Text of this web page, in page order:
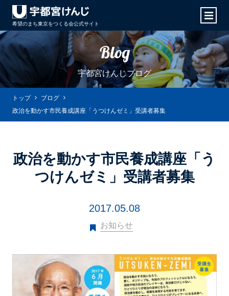
希望のまち東京をつくる会公式サイト
Blog
宇都宮けんじブログ
トップ
ブログ
政治を動かす市民養成講座「うつけんゼミ」受講者募集
政治を動かす市民養成講座「う
つけんゼミ」受講者募集
2017.05.08
お知らせ